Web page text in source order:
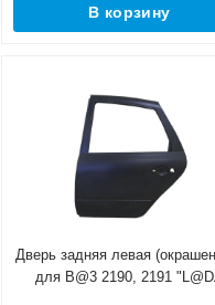
В корзину
Дверь задняя левая
для B@3 2190, 2191